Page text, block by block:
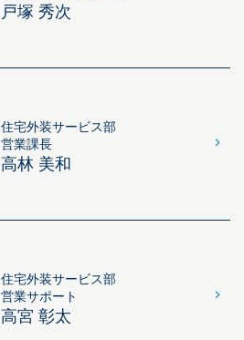
戸塚 秀次
住宅外装サービス部
営業課長
高林 美和
住宅外装サービス部
営業サポート
高宮 彰太